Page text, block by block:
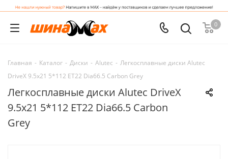
0
Главная - Каталог - Диски - Alutec - Легкосплавные диски Alutec
DriveX 9.5x21 5*112 ET22 Dia66.5 Carbon Grey
Легкосплавные диски Alutec DriveX
9.5x21 5*112 ET22 Dia66.5 Carbon
Grey